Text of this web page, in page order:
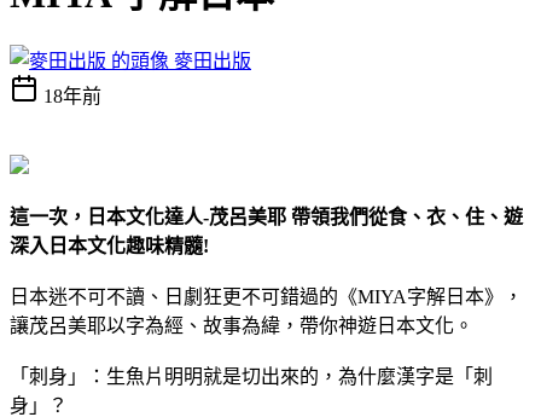
麥田出版
18年前
這一次，日本文化達人-茂呂美耶 帶領我們從食、衣、住、遊
深入日本文化趣味精髓!
日本迷不可不讀、日劇狂更不可錯過的《MIYA字解日本》，
讓茂呂美耶以字為經、故事為緯，帶你神遊日本文化。
「刺身」：生魚片明明就是切出來的，為什麼漢字是「刺
身」？